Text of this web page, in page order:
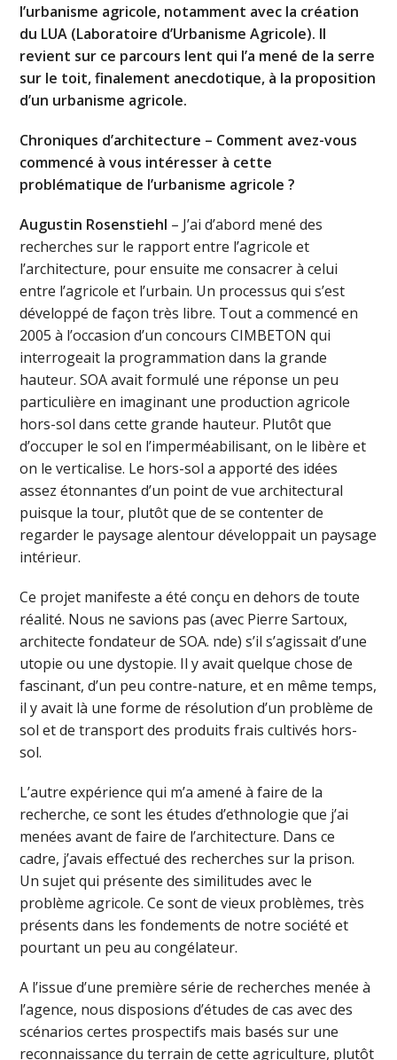
l’urbanisme agricole, notamment avec la création
du LUA (Laboratoire d’Urbanisme Agricole). Il
revient sur ce parcours lent qui l’a mené de la serre
sur le toit, finalement anecdotique, à la proposition
d’un urbanisme agricole.
Chroniques d’architecture – Comment avez-vous
commencé à vous intéresser à cette
problématique de l’urbanisme agricole ?
Augustin Rosenstiehl – J’ai d’abord mené des
recherches sur le rapport entre l’agricole et
l’architecture, pour ensuite me consacrer à celui
entre l’agricole et l’urbain. Un processus qui s’est
développé de façon très libre. Tout a commencé en
2005 à l’occasion d’un concours CIMBETON qui
interrogeait la programmation dans la grande
hauteur. SOA avait formulé une réponse un peu
particulière en imaginant une production agricole
hors-sol dans cette grande hauteur. Plutôt que
d’occuper le sol en l’imperméabilisant, on le libère et
on le verticalise. Le hors-sol a apporté des idées
assez étonnantes d’un point de vue architectural
puisque la tour, plutôt que de se contenter de
regarder le paysage alentour développait un paysage
intérieur.
Ce projet manifeste a été conçu en dehors de toute
réalité. Nous ne savions pas (avec Pierre Sartoux,
architecte fondateur de SOA. nde) s’il s’agissait d’une
utopie ou une dystopie. Il y avait quelque chose de
fascinant, d’un peu contre-nature, et en même temps,
il y avait là une forme de résolution d’un problème de
sol et de transport des produits frais cultivés hors-
sol.
L’autre expérience qui m’a amené à faire de la
recherche, ce sont les études d’ethnologie que j’ai
menées avant de faire de l’architecture. Dans ce
cadre, j’avais effectué des recherches sur la prison.
Un sujet qui présente des similitudes avec le
problème agricole. Ce sont de vieux problèmes, très
présents dans les fondements de notre société et
pourtant un peu au congélateur.
A l’issue d’une première série de recherches menée à
l’agence, nous disposions d’études de cas avec des
scénarios certes prospectifs mais basés sur une
reconnaissance du terrain de cette agriculture, plutôt